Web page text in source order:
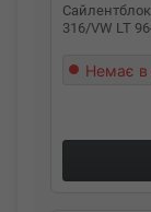
316/VW LT
Немає в